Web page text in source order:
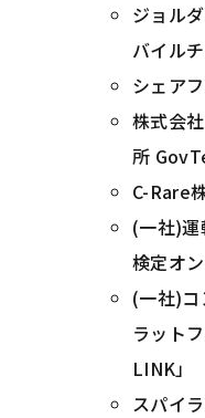
ジョル
バイルチ
シェア
株式会
所
C-Rare
(一社)
検定オ
(一社)コ
ラット
LINK」
スパイ